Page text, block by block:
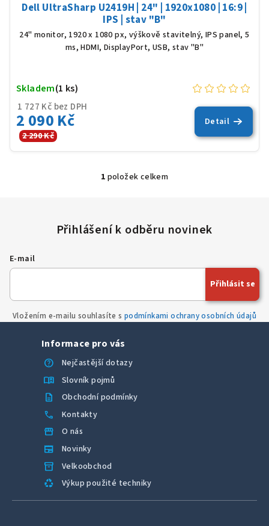
Dell UltraSharp U2419H | 24" | 1920x1080 | 16:9 |
IPS | stav "B"
24" monitor, 1920 x 1080 px, výškově stavitelný, IPS panel, 5
ms, HDMI, DisplayPort, USB, stav "B"
1 727 Kč bez DPH
2 090 Kč
2 290 Kč
Skladem(1 ks)
Detail
O
á
d
c
v
i
1 položek celkem
E-mail
Vložením e-mailu souhlasíte s podmínkami ochrany osobních údajů
Přihlásit se
Informace pro vás
help
Nejčastější dotazy
menu_book Slovník pojmů
description Obchodní podmínky
call Kontakty
storefront O nás
newspaper Novinky
inventory_2 Velkoobchod
recycling Výkup použité techniky